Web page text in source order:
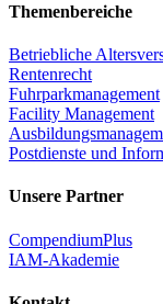
Themenbereiche
Betriebliche
Rentenrecht
Fuhrparkmanagement
Facility Management
Postdienste und
Unsere Partner
CompendiumPlus
IAM-Akademie